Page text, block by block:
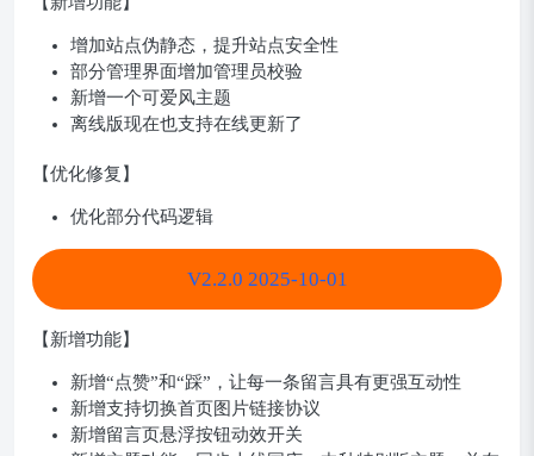
增加站点伪静态，提升站点安全性
部分管理界面增加管理员校验
新增一个可爱风主题
离线版现在也支持在线更新了
【优化修复】
优化部分代码逻辑
V2.2.0 2025-10-01
【新增功能】
新增“点赞”和“踩”，让每一条留言具有更强互动性
新增支持切换首页图片链接协议
新增留言页悬浮按钮动效开关